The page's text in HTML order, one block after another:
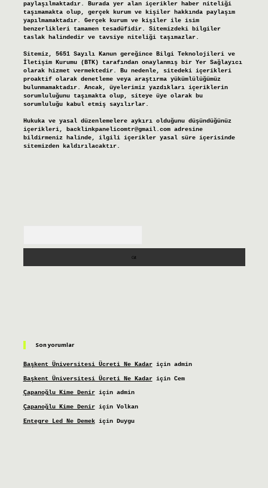
paylaşılmaktadır. Burada yer alan içerikler haber niteliği
taşımamakta olup, gerçek kurum ve kişiler hakkında paylaşım
yapılmamaktadır. Gerçek kurum ve kişiler ile isim
benzerlikleri tamamen tesadüfidir. Sitemizdeki bilgiler
taslak halindedir ve tavsiye niteliği taşımazlar.
Sitemiz, 5651 Sayılı Kanun gereğince Bilgi Teknolojileri ve
İletişim Kurumu (BTK) tarafından onaylanmış bir Yer Sağlayıcı
olarak hizmet vermektedir. Bu nedenle, sitedeki içerikleri
proaktif olarak denetleme veya araştırma yükümlülüğümüz
bulunmamaktadır. Ancak, üyelerimiz yazdıkları içeriklerin
sorumluluğunu taşımakta olup, siteye üye olarak bu
sorumluluğu kabul etmiş sayılırlar.
Hukuka ve yasal düzenlemelere aykırı olduğunu düşündüğünüz
içerikleri, backlinkpanelicomtr@gmail.comadresine
bildirmeniz halinde, ilgili içerikler yasal süre içerisinde
sitemizden kaldırılacaktır.
Son yorumlar
Başkent Üniversitesi Ücreti Ne Kadariçin admin
Başkent Üniversitesi Ücreti Ne Kadariçin Cem
Çapanoğlu Kime Deniriçin admin
Çapanoğlu Kime Deniriçin Volkan
Entegre Led Ne Demekiçin Duygu